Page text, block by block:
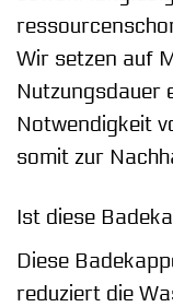
Wir setzen auf
Nutzungsdauer
Notwendigkeit
somit zur
Ist diese
Diese
reduziert die